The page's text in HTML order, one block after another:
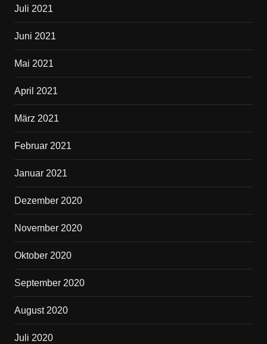
Juli 2021
Juni 2021
Mai 2021
April 2021
März 2021
Februar 2021
Januar 2021
Dezember 2020
November 2020
Oktober 2020
September 2020
August 2020
Juli 2020